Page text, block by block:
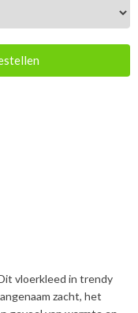
vloerkleed in trendy
zacht, het